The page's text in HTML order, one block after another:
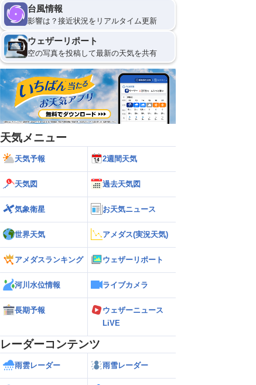
台風情報
影響は？接近状況をリアルタイム更新
ウェザーリポート
空の写真を投稿して最新の天気を共有
天気メニュー
天気予報 2週間天気
天気図 過去天気図
気象衛星 お天気ニュース
世界天気 アメダス(実況天気)
アメダスランキング ウェザーリポート
河川水位情報 ライブカメラ
長期予報
ウェザーニュース
LiVE
レーダーコンテンツ
雨雲レーダー 雨雪レーダー